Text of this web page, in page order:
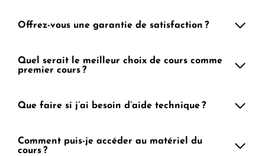
Offrez-vous une garantie de satisfaction ?
Quel serait le meilleur choix de cours comme
premier cours ?
Que faire si j’ai besoin d’aide technique ?
Comment puis-je accéder au matériel du
cours ?